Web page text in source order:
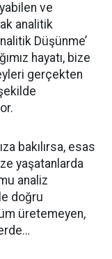
ve
analitik
Düşünme’
hayatı, bize
gerçekten
bakılırsa, esas
yaşatanlarda
analiz
doğru
üretemeyen,